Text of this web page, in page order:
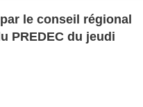
le conseil régional
PREDEC du jeudi